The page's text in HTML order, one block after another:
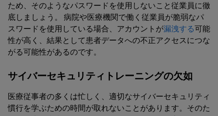
ため、そのようなパスワードを使用しないこと従業員に徹
底しましょう。 病院や医療機関で働く従業員が脆弱なパ
スワードを使用している場合、アカウントが漏洩する可能
性が高く、結果として患者データへの不正アクセスにつな
がる可能性があるのです。
サイバーセキュリティトレーニングの欠如
医療従事者の多くは忙しく、適切なサイバーセキュリティ
慣行を学ぶための時間が取れないことがあります。そのた